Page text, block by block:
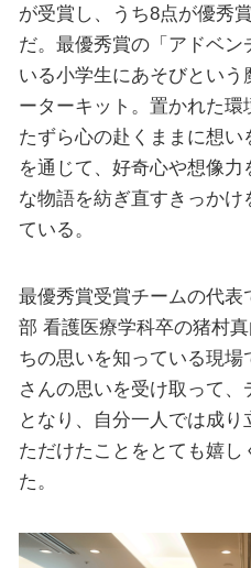
が受賞し、うち8点が優秀
だ。最優秀賞の「アドベ
いる小学生にあそびとい
ーターキット。置かれた
たずら心の赴くままに想
を通じて、好奇心や想像
な物語を紡ぎ直すきっか
ている。
最優秀賞受賞チームの代
部 看護医療学科卒の猪村
ちの思いを知っている現
さんの思いを受け取って
となり、自分一人では成
ただけたことをとても嬉
た。